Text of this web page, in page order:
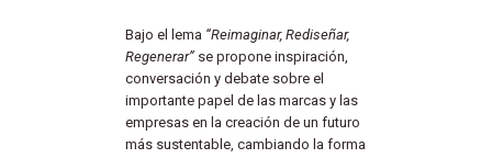
Bajo el lema “Reimaginar, Rediseñar,
Regenerar” se propone inspiración,
conversación y debate sobre el
importante papel de las marcas y las
empresas en la creación de un futuro
más sustentable, cambiando la forma